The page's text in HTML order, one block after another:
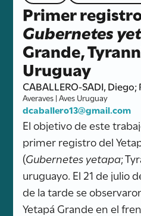
Primer
Gubernetes
Grande,
Uruguay
CABALLERO-SADI,
Averaves | Aves Uruguay
dcaballero13@gmail.com
El objetivo de este
primer registro del
(Gubernetes yetapa;
uruguayo. El 21 de julio
de la tarde se
Yetapá Grande en el